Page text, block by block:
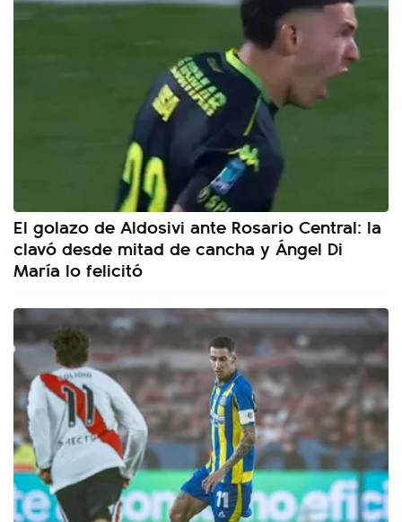
El golazo de Aldosivi ante Rosario Central: la
clavó desde mitad de cancha y Ángel Di
María lo felicitó